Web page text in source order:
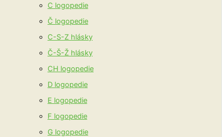
C logopedie
Č logopedie
C-S-Z hlásky
Č-Š-Ž hlásky
CH logopedie
D logopedie
E logopedie
F logopedie
G logopedie